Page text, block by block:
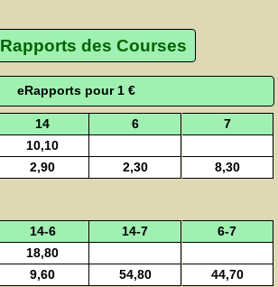
Rapports des Courses
eRapports pour 1 €
14 6
7
10,10
2,90 2,30 8,30
14-6 14-7
6-7
18,80
9,60 54,80 44,70